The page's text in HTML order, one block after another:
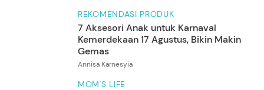
REKOMENDASI PRODUK
7 Aksesori Anak untuk Karnaval
Kemerdekaan 17 Agustus, Bikin Makin
Gemas
Annisa Karnesyia
MOM'S LIFE